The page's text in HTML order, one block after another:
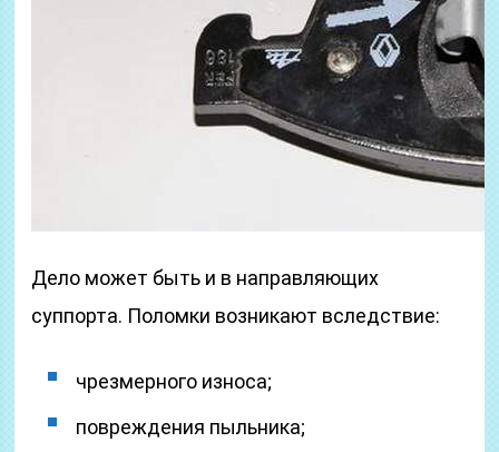
Дело может быть и в направляющих
суппорта. Поломки возникают вследствие:
чрезмерного износа;
повреждения пыльника;